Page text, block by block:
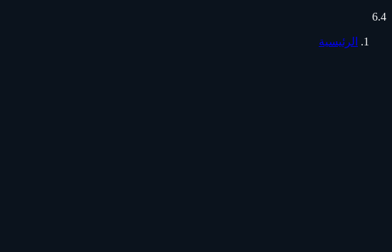
6.4
الرئيسية